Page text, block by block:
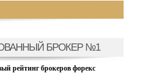
БРОКЕР №1
рейтинг брокеров форекс